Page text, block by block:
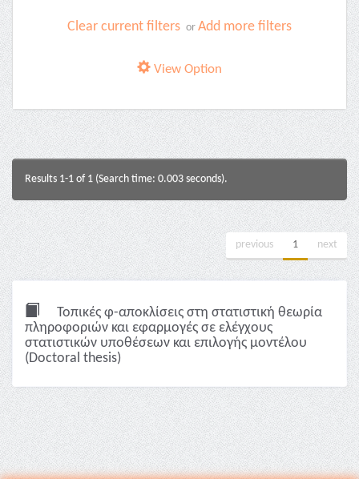
Clear current filters or Add more filters
View Option
Results 1-1 of 1 (Search time: 0.003 seconds).
previous 1 next
Τοπικές φ-αποκλίσεις στη στατιστική θεωρία
πληροφοριών και εφαρμογές σε ελέγχους
στατιστικών υποθέσεων και επιλογής μοντέλου
(Doctoral thesis)